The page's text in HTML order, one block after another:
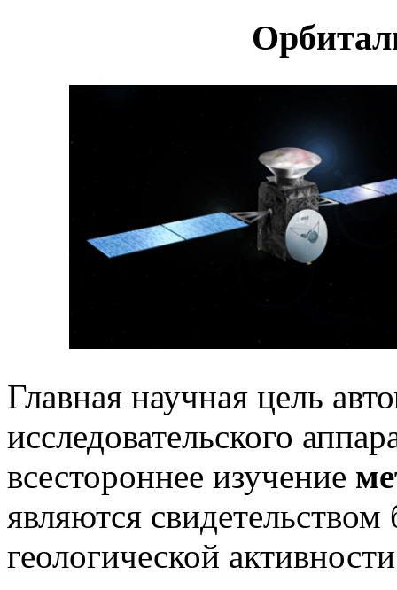
Главная научная цель
исследовательского
всестороннее изучение
являются
геологической